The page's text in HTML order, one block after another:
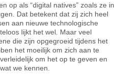
op als “digital natives” zoals ze in
Dat betekent dat zij zich heel
aan nieuwe technologische
lijkt het wel. Maar veel
die zijn opgegroeid tijdens het
het moeilijk om zich aan te
om het op te geven en
we kennen.